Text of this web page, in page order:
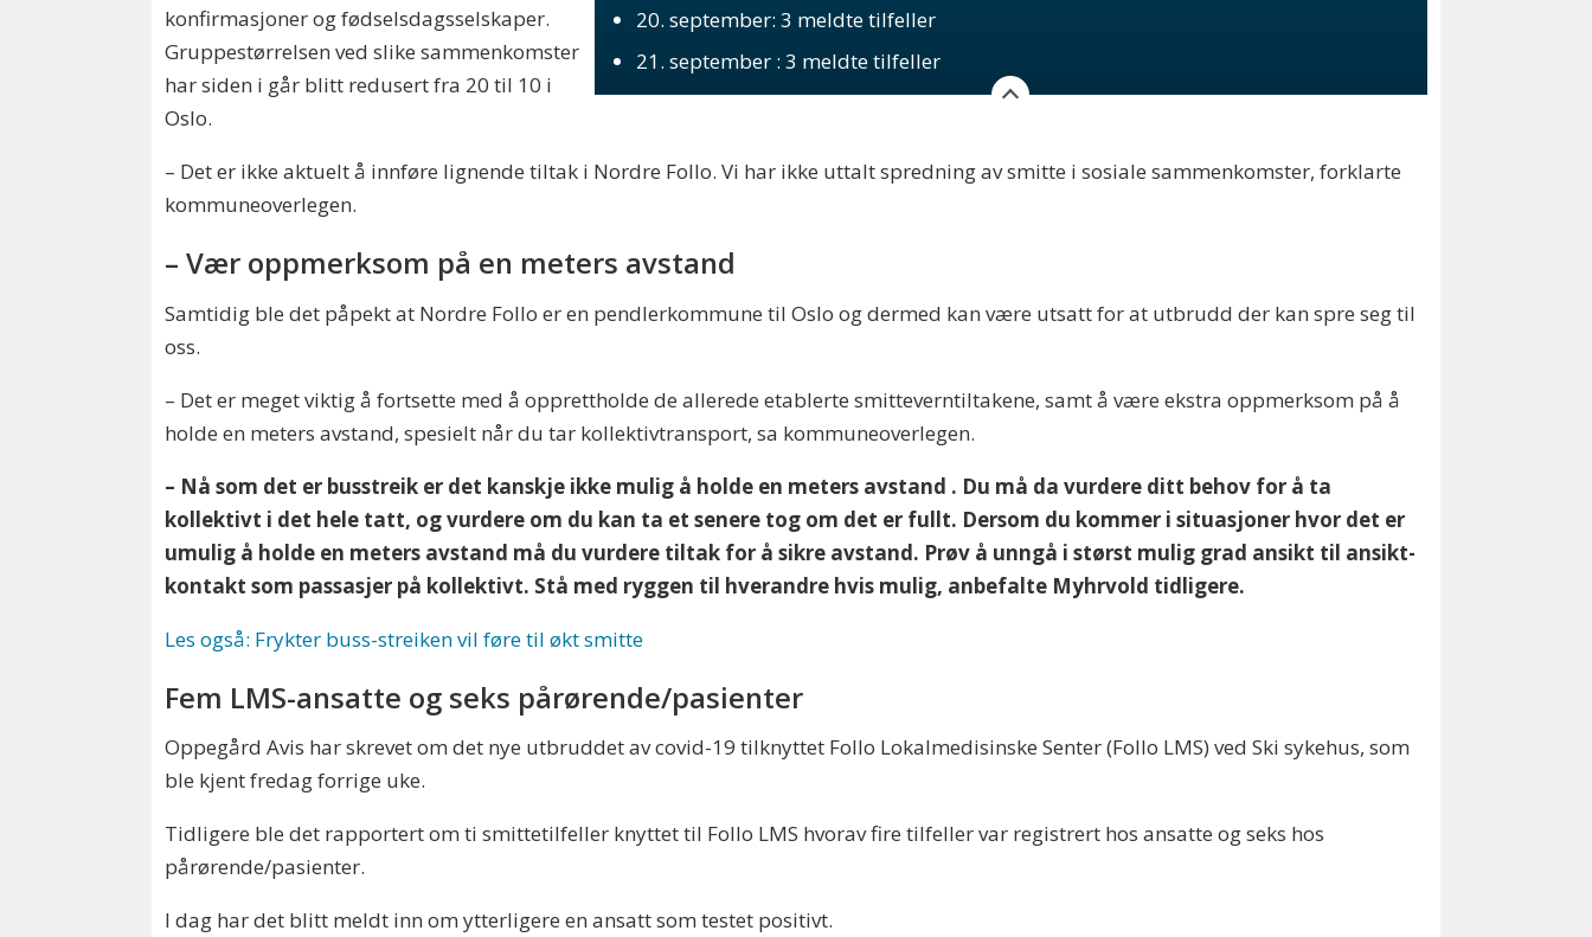
20. september: 3 meldte tilfeller
21. september : 3 meldte tilfeller
konfirmasjoner og fødselsdagsselskaper.
Gruppestørrelsen ved slike sammenkomster
har siden i går blitt redusert fra 20 til 10 i
Oslo.
– Det er ikke aktuelt å innføre lignende tiltak i Nordre Follo. Vi har ikke uttalt spredning av smitte i sosiale sammenkomster, forklarte
kommuneoverlegen.
– Vær oppmerksom på en meters avstand
Samtidig ble det påpekt at Nordre Follo er en pendlerkommune til Oslo og dermed kan være utsatt for at utbrudd der kan spre seg til
oss.
– Det er meget viktig å fortsette med å opprettholde de allerede etablerte smitteverntiltakene, samt å være ekstra oppmerksom på å
holde en meters avstand, spesielt når du tar kollektivtransport, sa kommuneoverlegen.
– Nå som det er busstreik er det kanskje ikke mulig å holde en meters avstand . Du må da vurdere ditt behov for å ta
kollektivt i det hele tatt, og vurdere om du kan ta et senere tog om det er fullt. Dersom du kommer i situasjoner hvor det er
umulig å holde en meters avstand må du vurdere tiltak for å sikre avstand. Prøv å unngå i størst mulig grad ansikt til ansikt-
kontakt som passasjer på kollektivt. Stå med ryggen til hverandre hvis mulig, anbefalte Myhrvold tidligere.
Les også: Frykter buss-streiken vil føre til økt smitte
Fem LMS-ansatte og seks pårørende/pasienter
Oppegård Avis har skrevet om det nye utbruddet av covid-19 tilknyttet Follo Lokalmedisinske Senter (Follo LMS) ved Ski sykehus, som
ble kjent fredag forrige uke.
Tidligere ble det rapportert om ti smittetilfeller knyttet til Follo LMS hvorav fire tilfeller var registrert hos ansatte og seks hos
pårørende/pasienter.
I dag har det blitt meldt inn om ytterligere en ansatt som testet positivt.